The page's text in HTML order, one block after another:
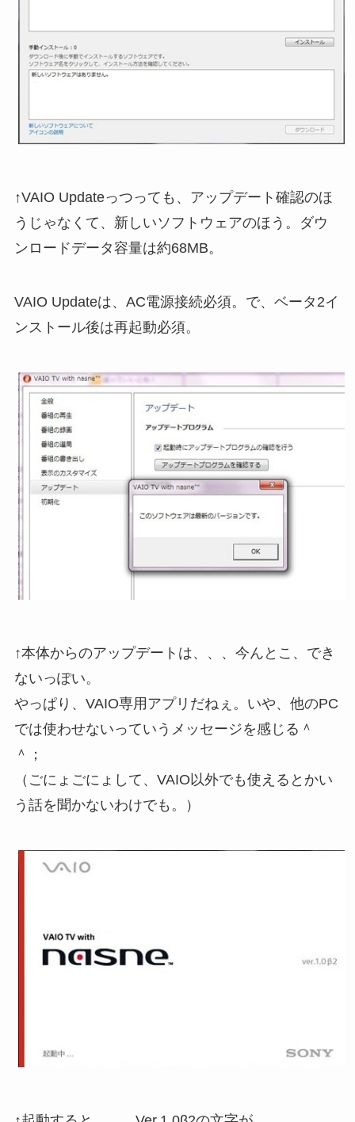
↑VAIO Updateっつっても、アップデート確認のほ
うじゃなくて、新しいソフトウェアのほう。ダウ
ンロードデータ容量は約68MB。
VAIO Updateは、AC電源接続必須。で、ベータ2イ
ンストール後は再起動必須。
↑本体からのアップデートは、、、今んとこ、でき
ないっぽい。
やっぱり、VAIO専用アプリだねぇ。いや、他のPC
では使わせないっていうメッセージを感じる＾
＾；
（ごにょごにょして、VAIO以外でも使えるとかい
う話を聞かないわけでも。）